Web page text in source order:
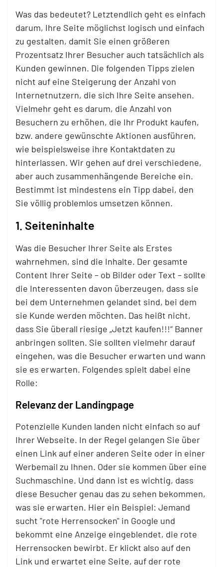
Was das bedeutet? Letztendlich geht es einfach
darum, Ihre Seite möglichst logisch und einfach
zu gestalten, damit Sie einen größeren
Prozentsatz Ihrer Besucher auch tatsächlich als
Kunden gewinnen. Die folgenden Tipps zielen
nicht auf eine Steigerung der Anzahl von
Internetnutzern, die sich Ihre Seite ansehen.
Vielmehr geht es darum, die Anzahl von
Besuchern zu erhöhen, die Ihr Produkt kaufen,
bzw. andere gewünschte Aktionen ausführen,
wie beispielsweise ihre Kontaktdaten zu
hinterlassen. Wir gehen auf drei verschiedene,
aber auch zusammenhängende Bereiche ein.
Bestimmt ist mindestens ein Tipp dabei, den
Sie völlig problemlos umsetzen können.
1. Seiteninhalte
Was die Besucher Ihrer Seite als Erstes
wahrnehmen, sind die Inhalte. Der gesamte
Content Ihrer Seite – ob Bilder oder Text – sollte
die Interessenten davon überzeugen, dass sie
bei dem Unternehmen gelandet sind, bei dem
sie Kunde werden möchten. Das heißt nicht,
dass Sie überall riesige „Jetzt kaufen!!!“ Banner
anbringen sollten. Sie sollten vielmehr darauf
eingehen, was die Besucher erwarten und wann
sie es erwarten. Folgendes spielt dabei eine
Rolle:
Relevanz der Landingpage
Potenzielle Kunden landen nicht einfach so auf
Ihrer Webseite. In der Regel gelangen Sie über
einen Link auf einer anderen Seite oder in einer
Werbemail zu Ihnen. Oder sie kommen über eine
Suchmaschine. Und dann ist es wichtig, dass
diese Besucher genau das zu sehen bekommen,
was sie erwarten. Hier ein Beispiel: Jemand
sucht "rote Herrensocken" in Google und
bekommt eine Anzeige eingeblendet, die rote
Herrensocken bewirbt. Er klickt also auf den
Link und erwartet eine Seite, auf der rote